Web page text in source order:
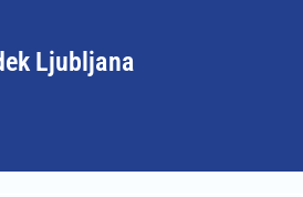
Ljubljana